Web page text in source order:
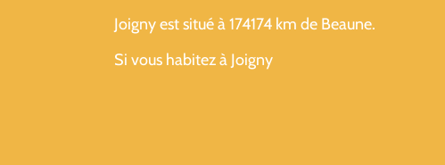
Joigny est situé à 174174 km de Beaune.
Si vous habitez à Joigny